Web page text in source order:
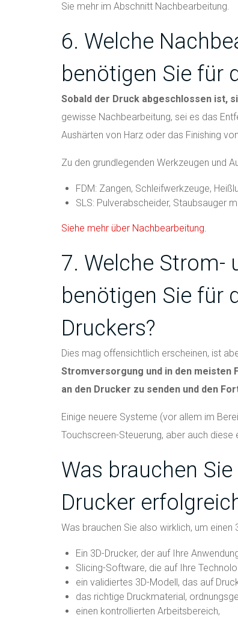
Sie mehr im Abschnitt Nachbearbeitung.
6. Welche
benötigen Sie für
Sobald der Druck abgeschlossen ist,
gewisse Nachbearbeitung, sei es das
Aushärten von Harz oder das Finishing
Zu den grundlegenden Werkzeugen und
FDM: Zangen, Schleifwerkzeuge,
SLS: Pulverabscheider, Staubsauger
Siehe mehr über Nachbearbeitung.
7. Welche Strom-
benötigen Sie für
Druckers?
Dies mag offensichtlich erscheinen, ist
Stromversorgung und in den meisten
an den Drucker zu senden und den
Einige neuere Systeme (vor allem im
Touchscreen-Steuerung, aber auch
Was brauchen
Drucker
Was brauchen Sie also wirklich, um einen
Ein 3D-Drucker, der auf Ihre
Slicing-Software, die auf Ihre
ein validiertes 3D-Modell, das auf
das richtige Druckmaterial,
einen kontrollierten Arbeitsbereich,